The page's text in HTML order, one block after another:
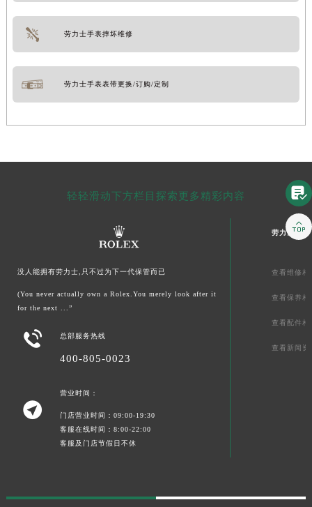
劳力士手表摔坏维修
劳力士手表表带更换/订购/定制
轻轻滑动下方栏目探索更多精彩内容
没人能拥有劳力士,只不过为下一代保管而已
(You never actually own a Rolex.You merely look after it
for the next ...”
 总部服务热线
400-805-0023

营业时间：
门店营业时间：09:00-19:30
客服在线时间：8:00-22:00
客服及门店节假日不休
劳力士文章
查看维修相
查看保养相
查看配件相
查看新闻资

